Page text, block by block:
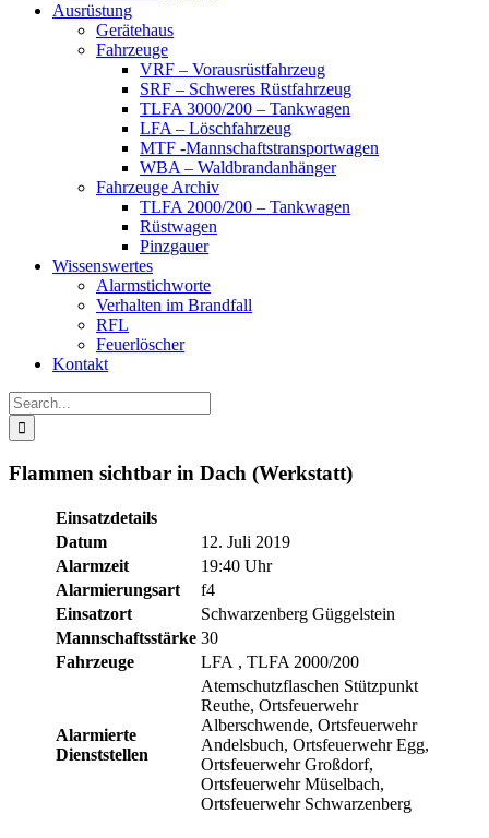
Ausrüstung
Gerätehaus
Fahrzeuge
VRF – Vorausrüstfahrzeug
SRF – Schweres Rüstfahrzeug
TLFA 3000/200 – Tankwagen
LFA – Löschfahrzeug
MTF -Mannschaftstransportwagen
WBA – Waldbrandanhänger
Fahrzeuge Archiv
TLFA 2000/200 – Tankwagen
Rüstwagen
Pinzgauer
Wissenswertes
Alarmstichworte
Verhalten im Brandfall
RFL
Feuerlöscher
Kontakt
Search
for:
Flammen sichtbar in Dach (Werkstatt)
Einsatzdetails
Datum
12. Juli 2019
Alarmzeit
19:40 Uhr
Alarmierungsart
f4
Einsatzort
Schwarzenberg Güggelstein
Mannschaftsstärke 30
Fahrzeuge
LFA , TLFA 2000/200
Alarmierte
Dienststellen
Atemschutzflaschen Stützpunkt
Reuthe, Ortsfeuerwehr
Alberschwende, Ortsfeuerwehr
Andelsbuch, Ortsfeuerwehr Egg,
Ortsfeuerwehr Großdorf,
Ortsfeuerwehr Müselbach,
Ortsfeuerwehr Schwarzenberg